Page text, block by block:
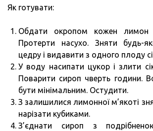
Як готувати:
Обдати окропом кожен лимон
Протерти насухо. Зняти будь-
цедру і видавити з одного плоду
У воду насипати цукор і злити
Поварити сироп чверть години.
бути мінімальним. Остудити.
З залишилися лимонної м’якоті
нарізати кубиками.
З’єднати сироп з